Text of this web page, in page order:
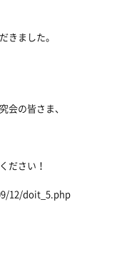
きました。
会の皆さま、
ださい！
12/doit_5.php